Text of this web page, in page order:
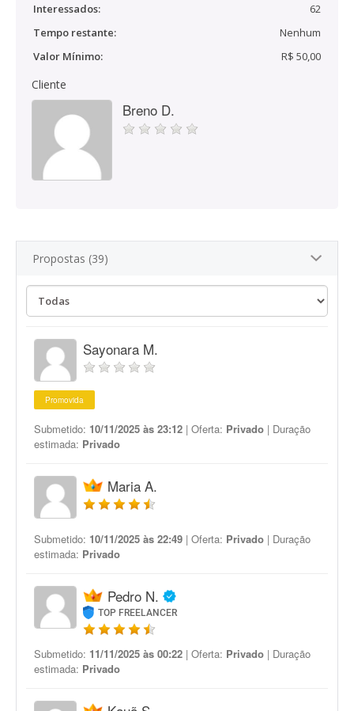
Interessados:
62
Tempo restante:
Nenhum
Valor Mínimo:
R$ 50,00
Cliente
Breno D.
Propostas (39)
Sayonara M.
Promovida
Submetido: 10/11/2025 às 23:12 | Oferta: Privado | Duração
estimada: Privado
Maria A.
Submetido: 10/11/2025 às 22:49 | Oferta: Privado | Duração
estimada: Privado
Pedro N.
TOP FREELANCER
Submetido: 11/11/2025 às 00:22 | Oferta: Privado | Duração
estimada: Privado